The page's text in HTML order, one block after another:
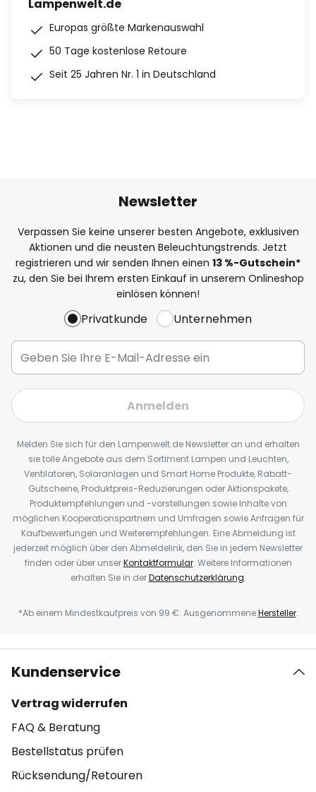
Lampenwelt.de
Europas größte Markenauswahl
50 Tage kostenlose Retoure
Seit 25 Jahren Nr. 1 in Deutschland
Newsletter
Verpassen Sie keine unserer besten Angebote, exklusiven
Aktionen und die neusten Beleuchtungstrends. Jetzt
registrieren und wir senden Ihnen einen 13 %-Gutschein*
zu, den Sie bei Ihrem ersten Einkauf in unserem Onlineshop
einlösen können!
Privatkunde Unternehmen
Anmelden
Melden Sie sich für den Lampenwelt.de Newsletter an und erhalten
sie tolle Angebote aus dem Sortiment Lampen und Leuchten,
Ventilatoren, Solaranlagen und Smart Home Produkte, Rabatt-
Gutscheine, Produktpreis-Reduzierungen oder Aktionspakete,
Produktempfehlungen und -vorstellungen sowie Inhalte von
möglichen Kooperationspartnern und Umfragen sowie Anfragen für
Kaufbewertungen und Weiterempfehlungen. Eine Abmeldung ist
jederzeit möglich über den Abmeldelink, den Sie in jedem Newsletter
finden oder über unserKontaktformular. Weitere Informationen
erhalten Sie in derDatenschutzerklärung.
*Ab einem Mindestkaufpreis von 99 €. AusgenommeneHersteller.
Kundenservice
Vertrag widerrufen
FAQ & Beratung
Bestellstatus prüfen
Rücksendung/Retouren